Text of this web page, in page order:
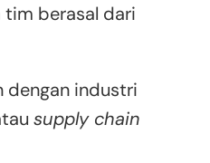
berasal dari
dengan industri
supply chain